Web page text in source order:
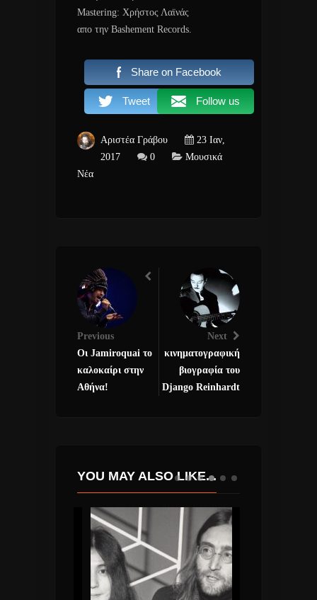
Mastering: Χρήστος Λαϊνάς
απο την Bashement Records.
Share on Facebook
Tweet Follow us
Αριστέα Γράβου
23 Ιαν,
2017
0
Μουσικά
Νέα
Previous
Οι Jamiroquai το
καλοκαίρι στην
Αθήνα!
Next
κινηματογραφική
βιογραφία του
Django Reinhardt
YOU MAY ALSO LIKE...